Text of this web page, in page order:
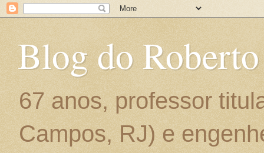
Blog do
67 anos, professor
Campos, RJ) e